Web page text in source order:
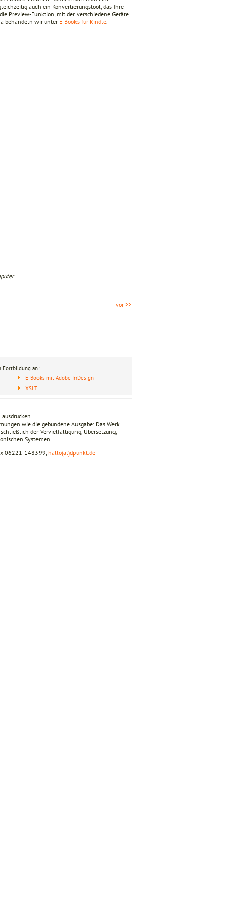
auch ein Konvertierungstool, das Ihre
Preview-Funktion, mit der verschiedene Geräte
behandeln wir unter E-Books für Kindle.
vor >>
Fortbildung an:
E-Books mit Adobe InDesign
XSLT
wie die gebundene Ausgabe: Das Werk
der Vervielfältigung, Übersetzung,
Systemen.
06221-148399, hallo(at)dpunkt.de